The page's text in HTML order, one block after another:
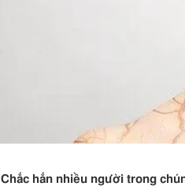
Chắc hắn nhiều người trong